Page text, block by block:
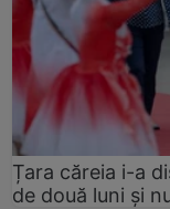
Țara căreia i-a
de două luni și